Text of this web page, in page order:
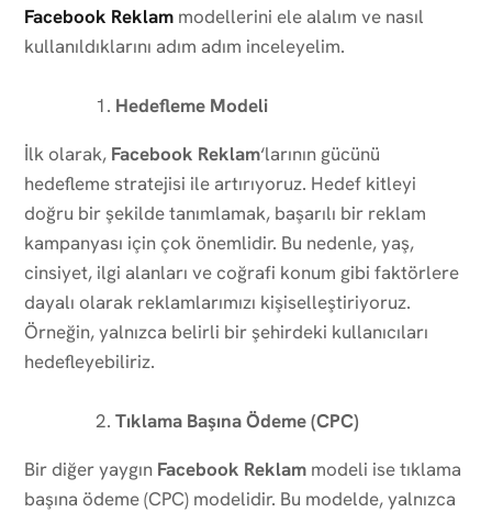
Facebook Reklam modellerini ele alalım ve nasıl
kullanıldıklarını adım adım inceleyelim.
Hedefleme Modeli
İlk olarak, Facebook Reklam‘larının gücünü
hedefleme stratejisi ile artırıyoruz. Hedef kitleyi
doğru bir şekilde tanımlamak, başarılı bir reklam
kampanyası için çok önemlidir. Bu nedenle, yaş,
cinsiyet, ilgi alanları ve coğrafi konum gibi faktörlere
dayalı olarak reklamlarımızı kişiselleştiriyoruz.
Örneğin, yalnızca belirli bir şehirdeki kullanıcıları
hedefleyebiliriz.
Tıklama Başına Ödeme (CPC)
Bir diğer yaygın Facebook Reklam modeli ise tıklama
başına ödeme (CPC) modelidir. Bu modelde, yalnızca